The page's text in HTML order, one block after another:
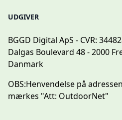
UDGIVER
BGGD Digital ApS - CVR:
Dalgas Boulevard 48 - 2000
Danmark
OBS:Henvendelse på
mærkes "Att: OutdoorNet"